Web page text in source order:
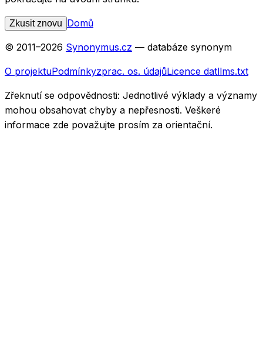
Zkusit znovu Domů
© 2011–2026 Synonymus.cz — databáze synonym
O projektuPodmínkyzprac. os. údajůLicence datllms.txt
Zřeknutí se odpovědnosti: Jednotlivé výklady a významy
mohou obsahovat chyby a nepřesnosti. Veškeré
informace zde považujte prosím za orientační.